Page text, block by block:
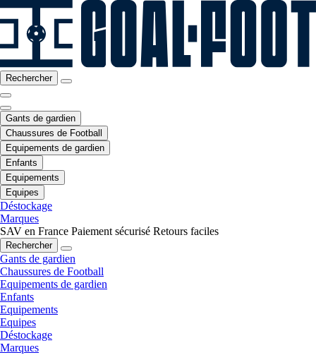
Rechercher
Gants de gardien
Chaussures de Football
Equipements de gardien
Enfants
Equipements
Equipes
Déstockage
Marques
SAV en France Paiement sécurisé Retours faciles
Rechercher
Gants de gardien
Chaussures de Football
Equipements de gardien
Enfants
Equipements
Equipes
Déstockage
Marques